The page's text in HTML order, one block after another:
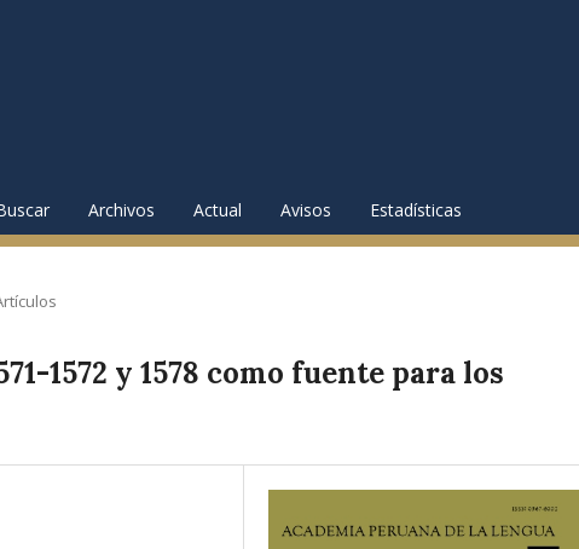
Archivos Actual Avisos Estadísticas
1572 y 1578 como fuente para los